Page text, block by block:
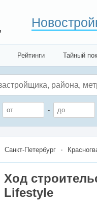
Рейтинги Тайный
-
Санкт-Петербург
Ход
Lifestyle